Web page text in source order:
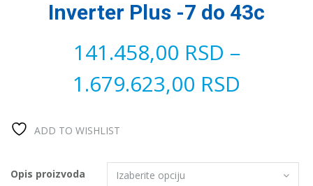
Inverter Plus -7 do 43c
141.458,00 RSD –
1.679.623,00 RSD
ADD TO WISHLIST
Opis proizvoda